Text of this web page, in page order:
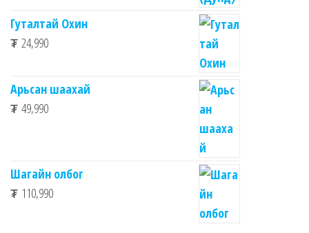
Гуталтай Охин
₮ 24,990
Арьсан шаахай
₮ 49,990
Шагайн олбог
₮ 110,990